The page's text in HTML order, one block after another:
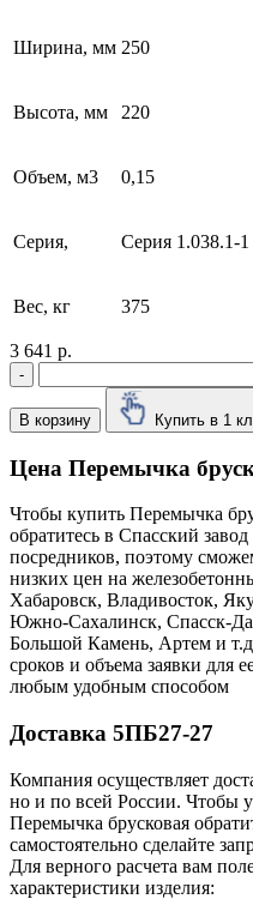
Ширина, мм 250
Высота, мм 220
Объем, м3 0,15
Серия, Серия 1.038.1-1
Вес, кг 375
3 641 р.
-
В корзину Купить в 1
Цена Перемычка
Чтобы купить Перемычка
обратитесь в Cпасский
посредников, поэтому
низких цен на
Хабаровск, Владивосток,
Южно-Сахалинск, Спасск-
Большой Камень, Артем и
сроков и объема заявки для
любым удобным способом
Доставка 5ПБ27-27
Компания осуществляет
но и по всей России. Чтобы
Перемычка брусковая
самостоятельно сделайте
Для верного расчета вам
характеристики изделия: